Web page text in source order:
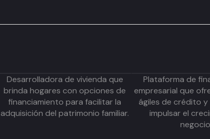
Desarrolladora de vivienda que
brinda hogares con opciones de
financiamiento para facilitar la
adquisición del patrimonio familiar.
Plataforma de
empresarial que
ágiles de crédito y
impulsar el